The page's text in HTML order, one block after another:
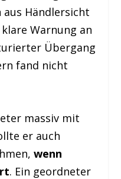
Händlersicht
klare Warnung an
Übergang
fand nicht
massiv mit
er auch
wenn
. Ein geordneter